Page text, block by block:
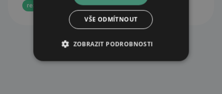
rezervace eReceptu
VŠE ODMÍTNOUT
ZOBRAZIT PODROBNOSTI